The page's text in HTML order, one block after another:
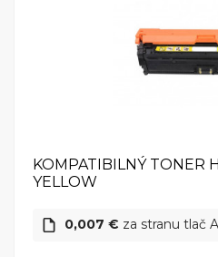
KOMPATIBILNÝ TONER
YELLOW
0,007 € za stranu tlač